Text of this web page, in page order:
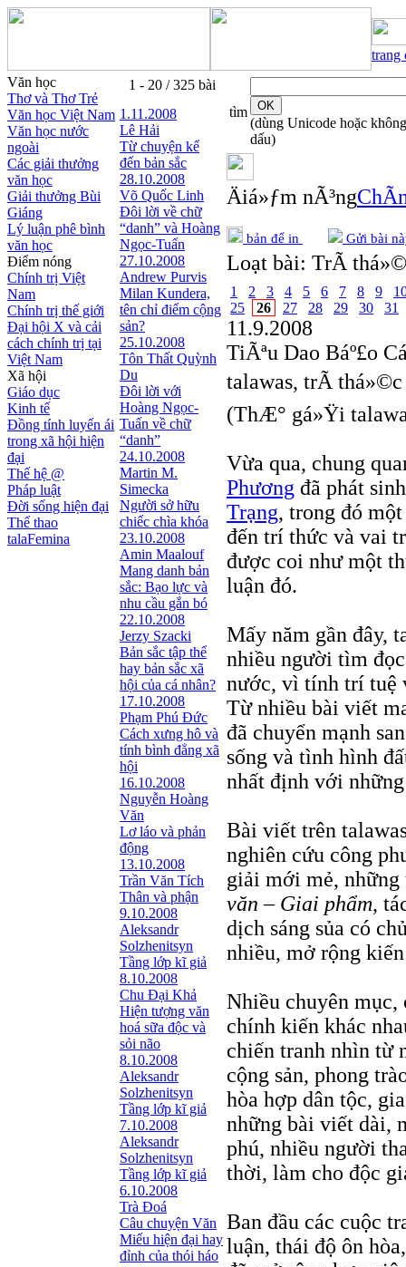
trang
Văn học
Thơ và Thơ Trẻ
Văn học Việt Nam
Văn học nước
ngoài
Các giải thưởng
văn học
Giải thưởng Bùi
Giáng
Lý luận phê bình
văn học
Điểm nóng
Chính trị Việt
Nam
Chính trị thế giới
Đại hội X và cải
cách chính trị tại
Việt Nam
Xã hội
Giáo dục
Kinh tế
Đồng tính luyến ái
trong xã hội hiện
đại
Thế hệ @
Pháp luật
Đời sống hiện đại
Thể thao
talaFemina
1 - 20 / 325 bài
1.11.2008
Lê Hải
Từ chuyện kể
đến bản sắc
28.10.2008
Võ Quốc Linh
Đôi lời về chữ
“danh” và Hoàng
Ngọc-Tuấn
27.10.2008
Andrew Purvis
Milan Kundera,
tên chỉ điểm cộng
sản?
25.10.2008
Tôn Thất Quỳnh
Du
Đôi lời với
Hoàng Ngọc-
Tuấn về chữ
“danh”
24.10.2008
Martin M.
Simecka
Người sở hữu
chiếc chìa khóa
23.10.2008
Amin Maalouf
Mang danh bản
sắc: Bạo lực và
nhu cầu gắn bó
22.10.2008
Jerzy Szacki
Bản sắc tập thể
hay bản sắc xã
hội của cá nhân?
17.10.2008
Phạm Phú Đức
Cách xưng hô và
tính bình đẳng xã
hội
16.10.2008
Nguyễn Hoàng
Văn
Lơ láo và phản
động
13.10.2008
Trần Văn Tích
Thân và phận
9.10.2008
Aleksandr
Solzhenitsyn
Tầng lớp kĩ giả
8.10.2008
Chu Đại Khả
Hiện tượng văn
hoá sữa độc và
sỏi não
8.10.2008
Aleksandr
Solzhenitsyn
Tầng lớp kĩ giả
7.10.2008
Aleksandr
Solzhenitsyn
Tầng lớp kĩ giả
6.10.2008
Trà Đoá
Câu chuyện Văn
Miếu hiện đại hay
đỉnh của thói háo
tìm
(dùng Unicode hoặc không
dấu)
Äiá»ƒm nÃ³ng
bản để in Gửi bài
Loạt bài: TrÃ­
1 2 3 4 5 6 7 8 9
25
26 27 28 29 30 31
11.9.2008
TiÃªu Dao Báº£o
talawas, trÃ­ thá»©c
(ThÆ° gá»Ÿi
Vừa qua, chung
Phương đã phát
Trạng, trong đó
đến trí thức và vai
được coi như một
luận đó.
Mấy năm gần đây,
nhiều người tìm
nước, vì tính trí tuệ
Từ nhiều bài viết
đã chuyển mạnh
sống và tình hình
nhất định với
Bài viết trên
nghiên cứu công
giải mới mẻ,
văn – Giai phẩm,
dịch sáng sủa có
nhiều, mở rộng
Nhiều chuyên
chính kiến khác
chiến tranh nhìn từ
cộng sản, phong
hòa hợp dân tộc,
những bài viết dài,
phú, nhiều người
thời, làm cho độc
Ban đầu các cuộc
luận, thái độ ôn